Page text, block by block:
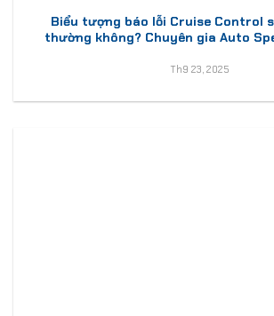
Biểu tượng báo lỗi Cruise Control
thường không? Chuyên gia Auto
Th9 23, 2025